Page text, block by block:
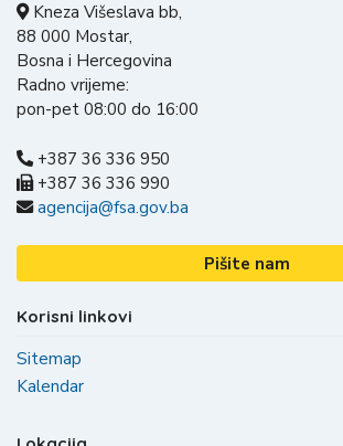
Kneza Višeslava bb,
88 000 Mostar,
Bosna i Hercegovina
Radno vrijeme:
pon-pet 08:00 do 16:00
+387 36 336 950
+387 36 336 990
agencija@fsa.gov.ba
Pišite nam
Korisni linkovi
Sitemap
Kalendar